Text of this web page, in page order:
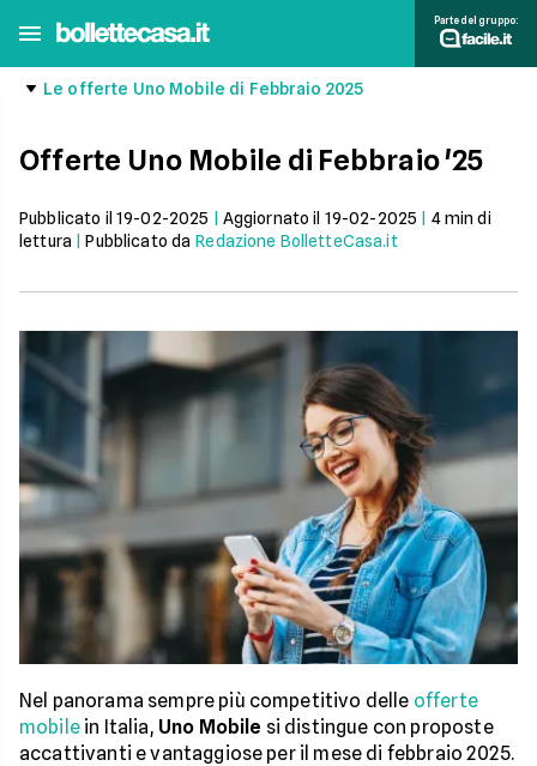
Parte del gruppo:
Le offerte Uno Mobile di Febbraio 2025
Offerte Uno Mobile di Febbraio '25
Pubblicato il 19-02-2025 Aggiornato il 19-02-2025 4min di
lettura |Pubblicato da Redazione BolletteCasa.it
Nel panorama sempre più competitivo delle offerte
mobilein Italia, Uno Mobile si distingue con proposte
accattivanti e vantaggiose per il mese di febbraio 2025.